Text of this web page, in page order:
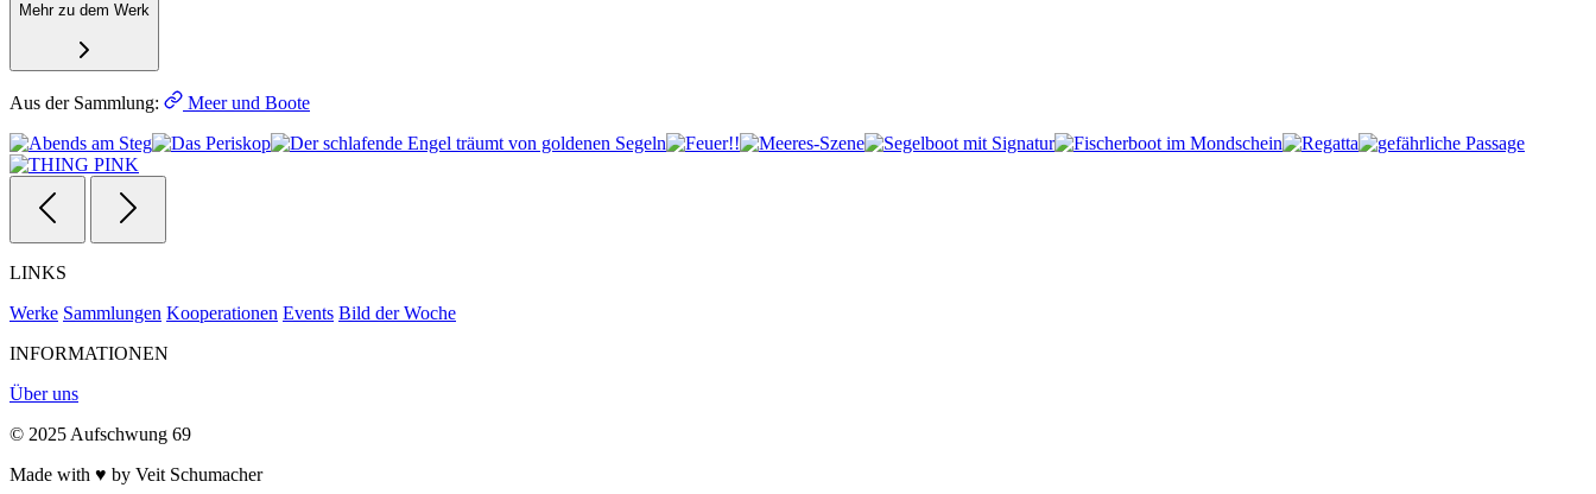
Mehr zu dem Werk
Aus der Sammlung: Meer und Boote
LINKS
Werke Sammlungen Kooperationen Events Bild der Woche
INFORMATIONEN
Über uns
© 2025 Aufschwung 69
Made with ♥ by Veit Schumacher